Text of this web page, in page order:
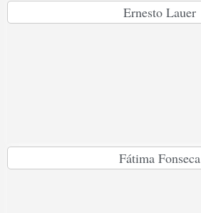
Ernesto Lauer
Fátima Fonseca